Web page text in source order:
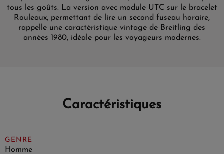
tous les goûts. La version avec module UTC sur le bracelet
Rouleaux, permettant de lire un second fuseau horaire,
rappelle une caractéristique vintage de Breitling des
années 1980, idéale pour les voyageurs modernes.
Caractéristiques
GENRE
Homme